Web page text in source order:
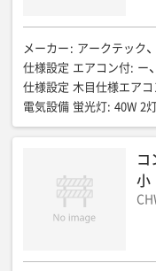
メーカー : アークテック
仕様設定 エアコン付: ー
仕様設定 木目仕様エアコ
電気設備 蛍光灯: 40W 2
100V用2口×4
電気設
16.9
約2941{300}
質量(kg):
コ
小